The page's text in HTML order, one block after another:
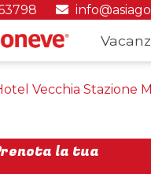
Vecchia Stazione
la tua